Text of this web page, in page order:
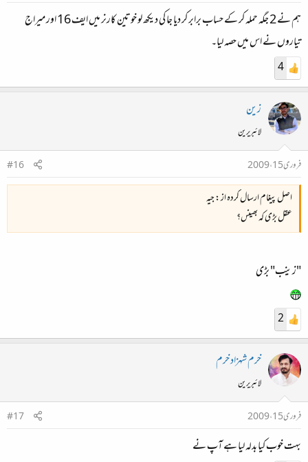
ہم نے 2 جگہ حملہ کر کے حساب برابر کر دیا جا کی دیکھ لو خوتین کارنر میں ایف 16 اور میراج
تیاروں نے اس میں حصہ لیا۔
4
زین
لائبریرین
فروری 15، 2009
#16
اصل پیغام ارسال کردہ از : جیہ
عقل بڑی کہ بھینس؟
"زینب" بڑی
2
خرم شہزاد خرم
لائبریرین
فروری 15، 2009
#17
بہت خوب کیا بدلہ لیا ہے آپ نے